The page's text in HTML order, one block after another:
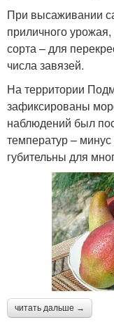
При высаживании
приличного урожая,
сорта – для
числа завязей.
На территории
зафиксированы
наблюдений был
температур –
губительны для
читать дальше →